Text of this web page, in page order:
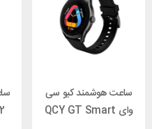
ساعت هوشمند کیو سی
وای QCY GT Smart